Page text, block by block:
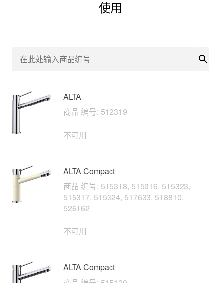
使用
搜索
ALTA
商品 编号: 512319
不可用
ALTA Compact
商品 编号: 515318, 515316, 515323,
515317, 515324, 517633, 518810,
526162
不可用
ALTA Compact